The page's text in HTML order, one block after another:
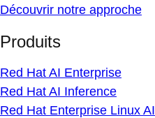
Découvrir notre approche
Produits
Red Hat AI Enterprise
Red Hat AI Inference
Red Hat Enterprise Linux AI